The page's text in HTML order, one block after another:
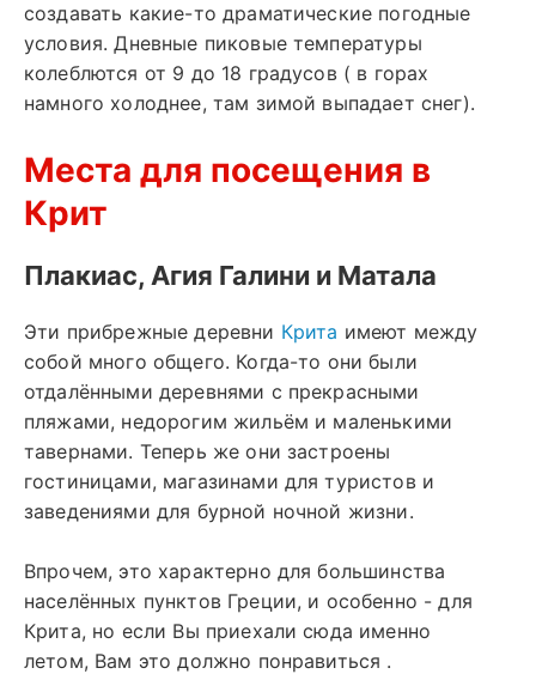
создавать какие-то драматические погодные
условия. Дневные пиковые температуры
колеблются от 9 до 18 градусов ( в горах
намного холоднее, там зимой выпадает снег).
Места для посещения в
Крит
Плакиас, Агия Галини и Матала
Эти прибрежные деревни Крита имеют между
собой много общего. Когда-то они были
отдалёнными деревнями с прекрасными
пляжами, недорогим жильём и маленькими
тавернами. Теперь же они застроены
гостиницами, магазинами для туристов и
заведениями для бурной ночной жизни.
Впрочем, это характерно для большинства
населённых пунктов Греции, и особенно - для
Крита, но если Вы приехали сюда именно
летом, Вам это должно понравиться .